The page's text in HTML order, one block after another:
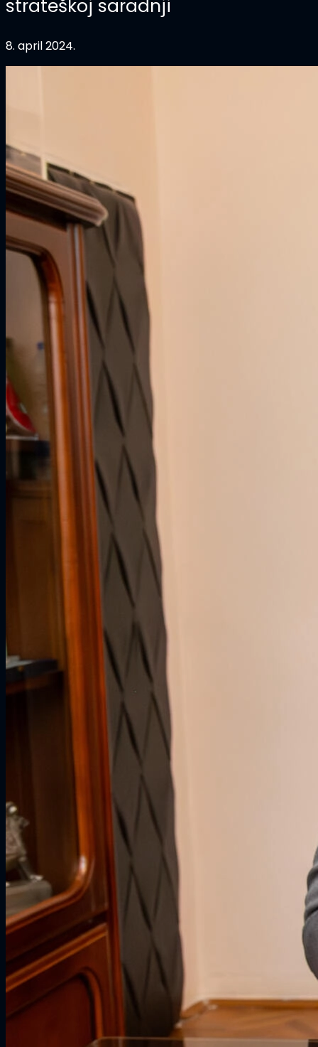
strateškoj saradnji
8. april 2024.